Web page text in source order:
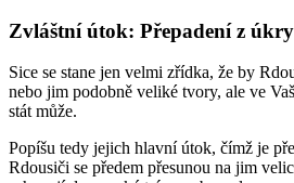
Zvláštní útok: Přepadení z
Sice se stane jen velmi zřídka, že by
nebo jim podobně veliké tvory, ale ve
stát může.
Popíšu tedy jejich hlavní útok, čímž je
Rdousiči se předem přesunou na jim